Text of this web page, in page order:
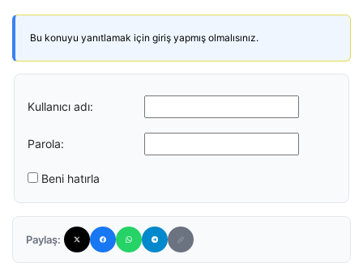
Bu konuyu yanıtlamak için giriş yapmış olmalısınız.
Kullanıcı adı:
Parola:
Beni hatırla
Paylaş: